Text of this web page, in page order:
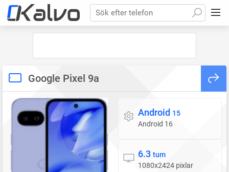
Sök efter telefon
Google Pixel 9a
Operativsystem
Android 15
Android 16
Skärm
6.3 tum
1080x2424 pixlar